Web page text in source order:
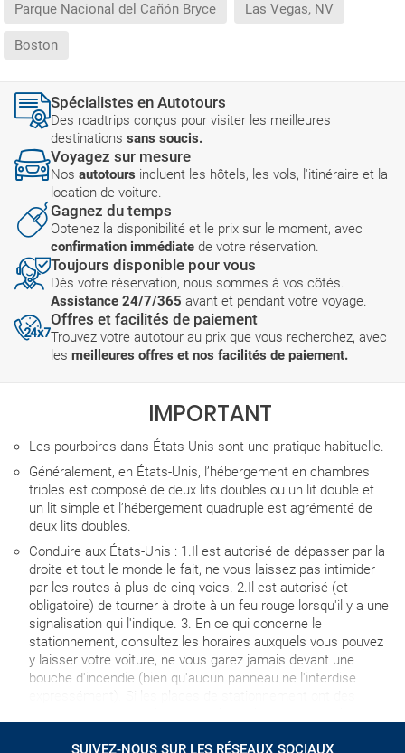
Parque Nacional del Cañón Bryce Las Vegas, NV
Boston
Spécialistes en Autotours
Des roadtrips conçus pour visiter les meilleures
destinations sans soucis.
Voyagez sur mesure
Nos autotours incluent les hôtels, les vols, l'itinéraire et la
location de voiture.
Gagnez du temps
Obtenez la disponibilité et le prix sur le moment, avec
confirmation immédiate de votre réservation.
Toujours disponible pour vous
Dès votre réservation, nous sommes à vos côtés.
Assistance 24/7/365 avant et pendant votre voyage.
Offres et facilités de paiement
Trouvez votre autotour au prix que vous recherchez, avec
les meilleures offres et nos facilités de paiement.
IMPORTANT
Les pourboires dans États-Unis sont une pratique habituelle.
Généralement, en États-Unis, l’hébergement en chambres
triples est composé de deux lits doubles ou un lit double et
un lit simple et l’hébergement quadruple est agrémenté de
deux lits doubles.
Conduire aux États-Unis : 1.Il est autorisé de dépasser par la
droite et tout le monde le fait, ne vous laissez pas intimider
par les routes à plus de cinq voies. 2.Il est autorisé (et
obligatoire) de tourner à droite à un feu rouge lorsqu'il y a une
signalisation qui l'indique. 3. En ce qui concerne le
stationnement, consultez les horaires auxquels vous pouvez
y laisser votre voiture, ne vous garez jamais devant une
bouche d'incendie (bien qu'aucun panneau ne l'interdise
expressément). Si les places de stationnement ont des
SUIVEZ-NOUS SUR LES RÉSEAUX SOCIAUX